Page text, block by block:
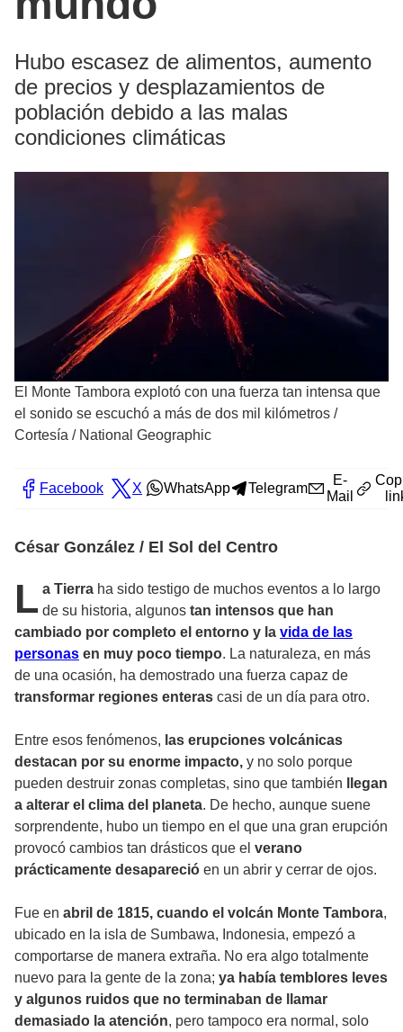
Hubo escasez de alimentos, aumento
de precios y desplazamientos de
población debido a las malas
condiciones climáticas
El Monte Tambora explotó con una fuerza tan intensa que
el sonido se escuchó a más de dos mil kilómetros /
Cortesía / National Geographic
Facebook X WhatsApp Telegram
E-
Mail
César González / El Sol del Centro
L a Tierra ha sido testigo de muchos eventos a lo largo
de su historia, algunos tan intensos que han
cambiado por completo el entorno y la vida de las
personas en muy poco tiempo. La naturaleza, en más
de una ocasión, ha demostrado una fuerza capaz de
transformar regiones enteras casi de un día para otro.
Entre esos fenómenos, las erupciones volcánicas
destacan por su enorme impacto, y no solo porque
pueden destruir zonas completas, sino que también llegan
a alterar el clima del planeta. De hecho, aunque suene
sorprendente, hubo un tiempo en el que una gran erupción
provocó cambios tan drásticos que el verano
prácticamente desapareció en un abrir y cerrar de ojos.
Fue en abril de 1815, cuando el volcán Monte Tambora,
ubicado en la isla de Sumbawa, Indonesia, empezó a
comportarse de manera extraña. No era algo totalmente
nuevo para la gente de la zona; ya había temblores leves
y algunos ruidos que no terminaban de llamar
demasiado la atención, pero tampoco era normal, solo